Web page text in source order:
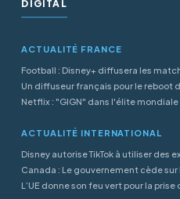
DIGITAL
ACTUALITÉ FRANCE
Football : Disney+ diffusera les
Un diffuseur français pour le reboot
Netflix : "GIGN" dans l'élite mondiale
ACTUALITÉ INTERNATIONAL
Disney autorise TikTok à utiliser des
Canada : Le gouvernement cède
L’UE donne son feu vert pour la prise